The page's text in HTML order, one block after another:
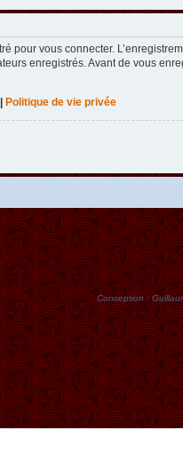
pour vous connecter.
enregistrés. Avant de vous
Politique de vie privée
Conception :